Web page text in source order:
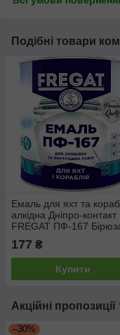
Подібні товари
Емаль для яхт та
алкідна Дніпро-контакт
FREGAT ПФ-167
177 ₴
Купити
Акційні
–30%